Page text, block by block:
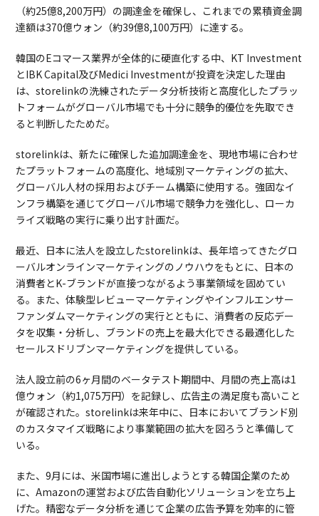
（約25億8,200万円）の調達金を確保し、これまでの累積資金調
達額は370億ウォン（約39億8,100万円）に達する。
韓国のEコマース業界が全体的に硬直化する中、KT Investment
とIBK Capital及びMedici Investmentが投資を決定した理由
は、storelinkの洗練されたデータ分析技術と高度化したプラッ
トフォームがグローバル市場でも十分に競争的優位を先取でき
ると判断したためだ。
storelinkは、新たに確保した追加調達金を、現地市場に合わせ
たプラットフォームの高度化、地域別マーケティングの拡大、
グローバル人材の採用およびチーム構築に使用する。強固なイ
ンフラ構築を通じてグローバル市場で競争力を強化し、ローカ
ライズ戦略の実行に乗り出す計画だ。
最近、日本に法人を設立したstorelinkは、長年培ってきたグロ
ーバルオンラインマーケティングのノウハウをもとに、日本の
消費者とK-ブランドが直接つながるよう事業領域を固めてい
る。また、体験型レビューマーケティングやインフルエンサー
ファンダムマーケティングの実行とともに、消費者の反応デー
タを収集・分析し、ブランドの売上を最大化できる最適化した
セールスドリブンマーケティングを提供している。
法人設立前の6ヶ月間のベータテスト期間中、月間の売上高は1
億ウォン（約1,075万円）を記録し、広告主の満足度も高いこと
が確認された。storelinkは来年中に、日本においてブランド別
のカスタマイズ戦略により事業範囲の拡大を図ろうと準備して
いる。
また、9月には、米国市場に進出しようとする韓国企業のため
に、Amazonの運営および広告自動化ソリューションを立ち上
げた。精密なデータ分析を通じて企業の広告予算を効率的に管